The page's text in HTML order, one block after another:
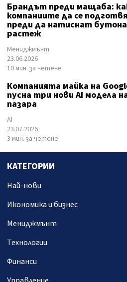
Брандът преди мащаба:
компаниите да се
преди да натиснат
растеж
Мениджмънт
23.06.2026
10 мин. за четене
Компанията майка на
пусна три нови AI модела
пазара
AI
23.07.2026
3 мин. за четене
КАТЕГОРИИ
Най-нови
Икономика и бизнес
Мениджмънт
Технологии
Финанси